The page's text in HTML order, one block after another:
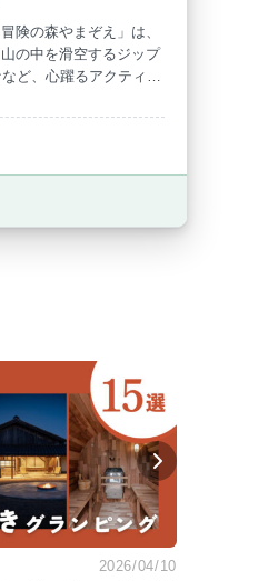
険の森やまぞえ」は、
の中を滑空するジップ
ど、心躍るアクティビ
いグランピング体験
2026/04/10